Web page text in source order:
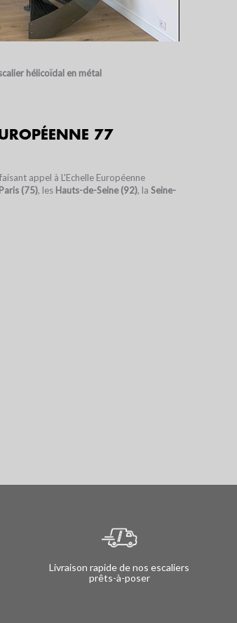
hélicoïdal en métal
77
appel à L'Echelle Européenne
Paris (75), les Hauts-de-Seine (92), la Seine-
Livraison rapide de nos escaliers
prêts-à-poser